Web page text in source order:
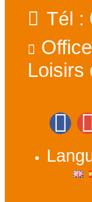
Tél :
Loisirs